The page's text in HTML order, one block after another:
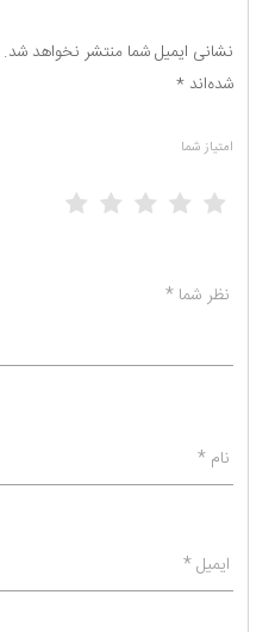
نشانی ایمیل شما منتشر نخواهد شد.
شده‌اند*
امتیاز شما
نظر شما*
نام*
ایمیل*